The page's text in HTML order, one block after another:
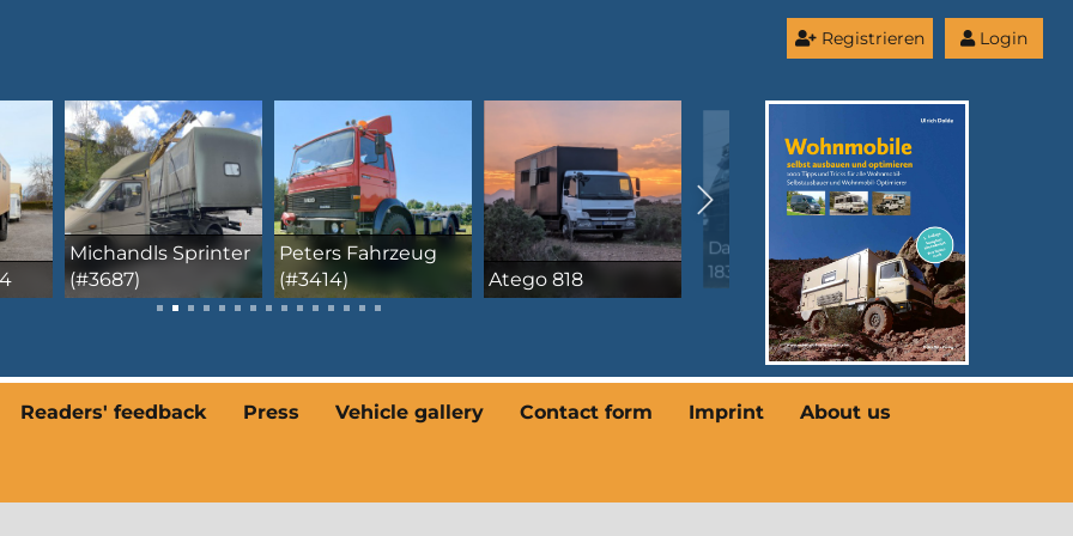
Login
Registrieren
Peters Fahrzeug
(#3414)
Atego 818
Daimler-Benz SK
1831
WILMA
Alexander Krauss
Fahrzeug (#3461)
Readers' feedback Press Vehicle gallery Contact form Imprint About us